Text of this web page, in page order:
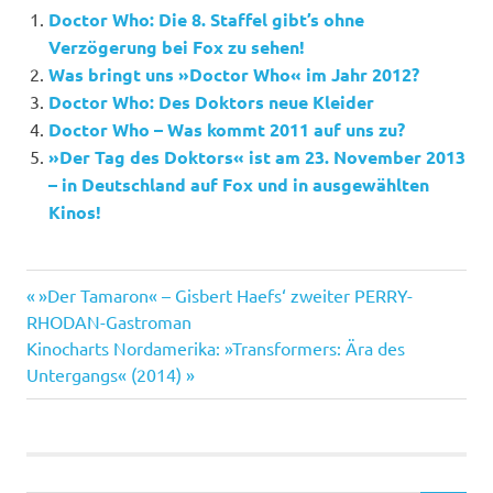
Doctor Who: Die 8. Staffel gibt’s ohne
Verzögerung bei Fox zu sehen!
Was bringt uns »Doctor Who« im Jahr 2012?
Doctor Who: Des Doktors neue Kleider
Doctor Who – Was kommt 2011 auf uns zu?
»Der Tag des Doktors« ist am 23. November 2013
– in Deutschland auf Fox und in ausgewählten
Kinos!
Oswald
Doctor
Jenna
Beitragsnavigation
Vorheriger
Beitrag:
»Der Tamaron« – Gisbert Haefs‘ zweiter PERRY-
RHODAN-Gastroman
Nächster
Beitrag:
Kinocharts Nordamerika: »Transformers: Ära des
Untergangs« (2014)